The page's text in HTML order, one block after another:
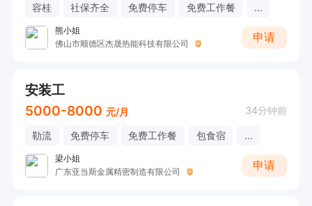
容桂 社保齐全 免费停车 免费工作餐 ...
熊小姐
佛山市顺德区杰晟热能科技有限公司
申请
安装工
5000-8000 元/月 34分钟前
勒流 免费停车 免费工作餐 包食宿 ...
梁小姐
广东亚当斯金属精密制造有限公司
申请